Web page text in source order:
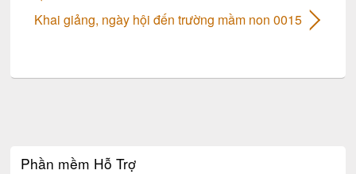
Khai giảng, ngày hội đến trường mầm non 0015
Phần mềm Hỗ Trợ